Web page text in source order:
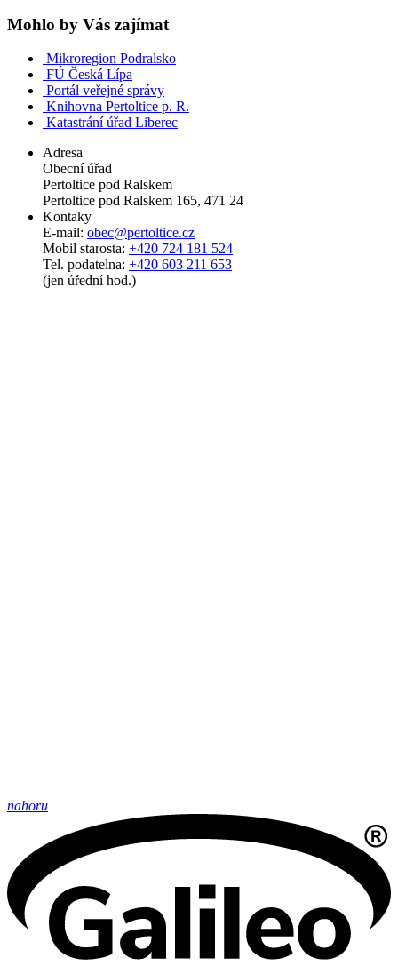
Mohlo by Vás zajímat
Mikroregion Podralsko
FÚ Česká Lípa
Portál veřejné správy
Knihovna Pertoltice p. R.
Katastrání úřad Liberec
Adresa
Obecní úřad
Pertoltice pod Ralskem
Pertoltice pod Ralskem 165, 471 24
Kontaky
E-mail: obec@pertoltice.cz
Mobil starosta: +420 724 181 524
Tel. podatelna: +420 603 211 653
(jen úřední hod.)
nahoru